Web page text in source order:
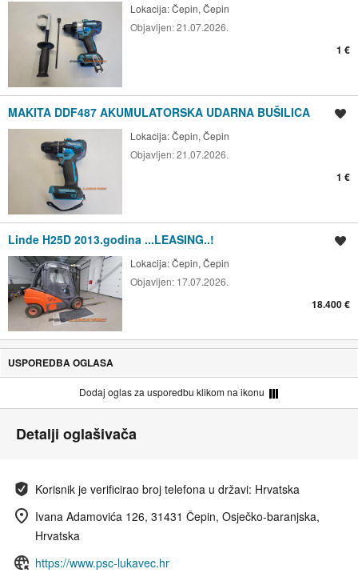
Lokacija:Čepin, Čepin
Objavljen:21.07.2026.
1 €
MAKITA DDF487 AKUMULATORSKA UDARNA BUŠILICA
Lokacija:Čepin, Čepin
Objavljen:21.07.2026.
1 €
Linde H25D 2013.godina ...LEASING..!
Lokacija:Čepin, Čepin
Objavljen: 17.07.2026.
18.400 €
USPOREDBA OGLASA
Dodaj oglas za usporedbu klikom na ikonu
Detalji oglašivača
Korisnik je verificirao broj telefona u državi: Hrvatska
Ivana Adamovića 126, 31431 Čepin, Osječko-baranjska,
Hrvatska
https://www.psc-lukavec.hr